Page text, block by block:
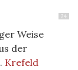
24
Weise
der
Krefeld